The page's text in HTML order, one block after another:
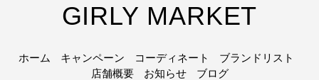
GIRLY MARKET
ホーム キャンペーン コーディネート
ブランドリスト
店舗概要
お知らせ ブログ